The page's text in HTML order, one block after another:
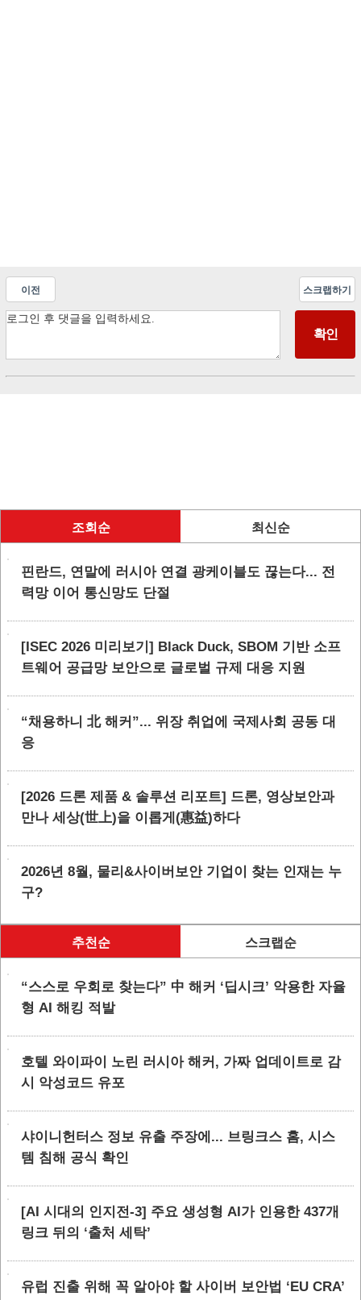
이전 스크랩하기
조회순 최신순
핀란드, 연말에 러시아 연결 광케이블도 끊는다... 전
력망 이어 통신망도 단절
[ISEC 2026 미리보기] Black Duck, SBOM 기반 소프
트웨어 공급망 보안으로 글로벌 규제 대응 지원
“채용하니 北 해커”... 위장 취업에 국제사회 공동 대
응
[2026 드론 제품 & 솔루션 리포트] 드론, 영상보안과
만나 세상(世上)을 이롭게(惠益)하다
2026년 8월, 물리&사이버보안 기업이 찾는 인재는 누
구?
추천순 스크랩순
“스스로 우회로 찾는다” 中 해커 ‘딥시크’ 악용한 자율
형 AI 해킹 적발
호텔 와이파이 노린 러시아 해커, 가짜 업데이트로 감
시 악성코드 유포
샤이니헌터스 정보 유출 주장에... 브링크스 홈, 시스
템 침해 공식 확인
[AI 시대의 인지전-3] 주요 생성형 AI가 인용한 437개
링크 뒤의 ‘출처 세탁’
유럽 진출 위해 꼭 알아야 할 사이버 보안법 ‘EU CRA’